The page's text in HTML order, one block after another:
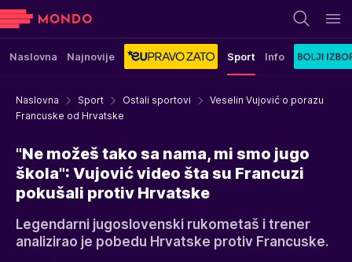
Naslovna Najnovije Sport Info
Naslovna Sport Ostali sportovi
Veselin Vujović o porazu
Francuske od Hrvatske
"Ne možeš tako sa nama, mi smo jugo
škola": Vujović video šta su Francuzi
pokušali protiv Hrvatske
Legendarni jugoslovenski rukometaš i trener
analizirao je pobedu Hrvatske protiv Francuske.